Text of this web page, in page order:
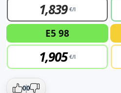
1,839
E5 98
1,905
00